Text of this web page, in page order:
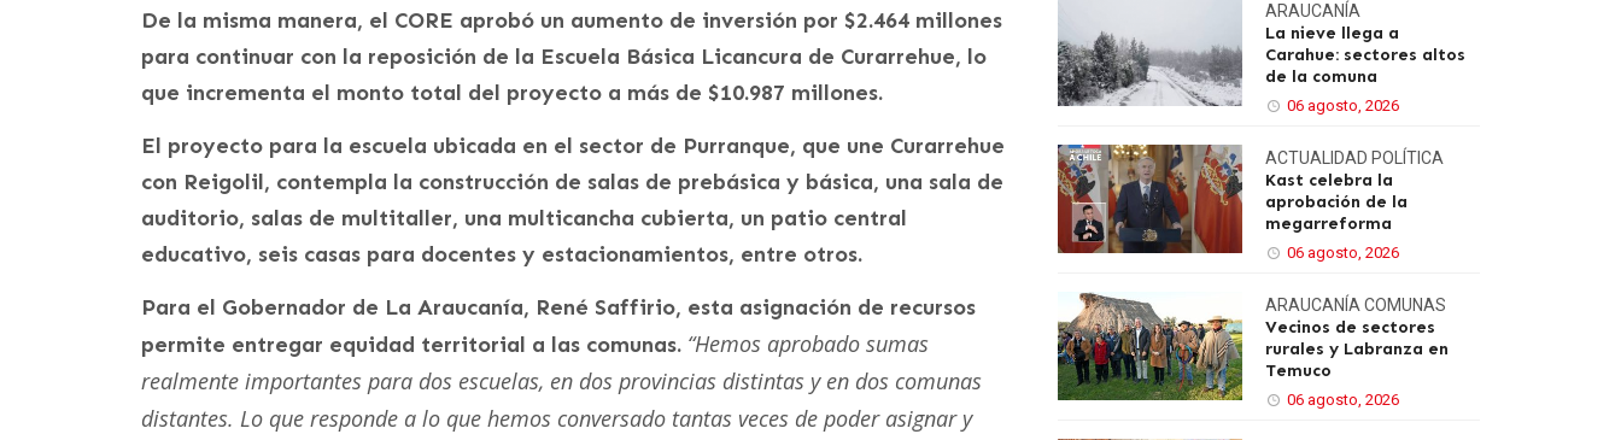
De la misma manera, el CORE aprobó un aumento de inversión por $2.464 millones
para continuar con la reposición de la Escuela Básica Licancura de Curarrehue, lo
que incrementa el monto total del proyecto a más de $10.987 millones.
El proyecto para la escuela ubicada en el sector de Purranque, que une Curarrehue
con Reigolil, contempla la construcción de salas de prebásica y básica, una sala de
auditorio, salas de multitaller, una multicancha cubierta, un patio central
educativo, seis casas para docentes y estacionamientos, entre otros.
Para el Gobernador de La Araucanía, René Saffirio, esta asignación de recursos
permite entregar equidad territorial a las comunas. “Hemos aprobado sumas
realmente importantes para dos escuelas, en dos provincias distintas y en dos comunas
distantes. Lo que responde a lo que hemos conversado tantas veces de poder asignar y
ARAUCANÍA
La nieve llega a
Carahue: sectores altos
de la comuna
06 agosto, 2026
ACTUALIDAD POLÍTICA
Kast celebra la
aprobación de la
megarreforma
06 agosto, 2026
ARAUCANÍA COMUNAS
Vecinos de sectores
rurales y Labranza en
Temuco
06 agosto, 2026